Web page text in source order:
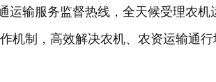
运输服务监督热线，全天候受理农
机制，高效解决农机、农资运输通